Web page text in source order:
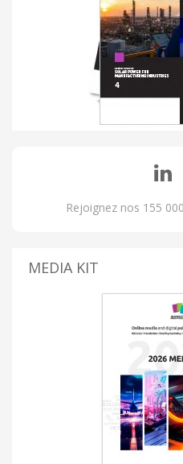
Rejoignez nos 155
MEDIA KIT